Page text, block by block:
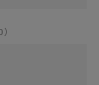
）